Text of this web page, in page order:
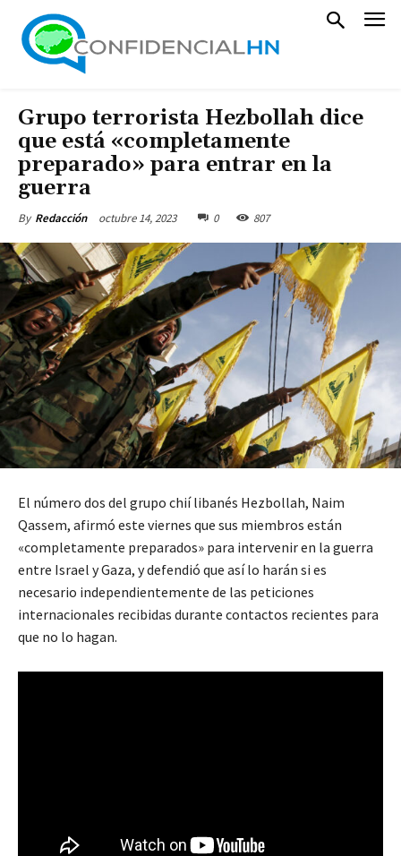
Grupo terrorista Hezbollah dice
que está «completamente
preparado» para entrar en la
guerra
By Redacción octubre 14, 2023 0 807
El número dos del grupo chií libanés Hezbollah, Naim
Qassem, afirmó este viernes que sus miembros están
«completamente preparados» para intervenir en la guerra
entre Israel y Gaza, y defendió que así lo harán si es
necesario independientemente de las peticiones
internacionales recibidas durante contactos recientes para
que no lo hagan.